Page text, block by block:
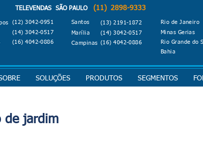
TELEVENDAS SÃO PAULO (11) 2898-
Rio de Janeiro
Minas Gerias
Rio Grande do
Bahia
Santos
Marília
Campinas
(13) 2191-1872
(14) 3042-0517
(16) 4042-0886
(12) 3042-0951
(14) 3042-0517
(16) 4042-0886
SOLUÇÕES PRODUTOS SEGMENTOS
de jardim